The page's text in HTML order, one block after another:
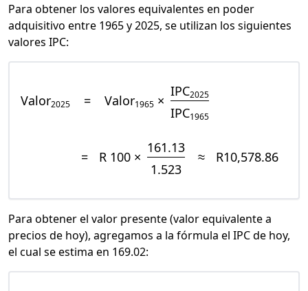
Para obtener los valores equivalentes en poder
adquisitivo entre 1965 y 2025, se utilizan los siguientes
valores IPC:
Valor2025 = Valor1965 ×
IPC2025
IPC1965
= R 100 ×
161.13
1.523
≈ R10,578.86
Para obtener el valor presente (valor equivalente a
precios de hoy), agregamos a la fórmula el IPC de hoy,
el cual se estima en 169.02: